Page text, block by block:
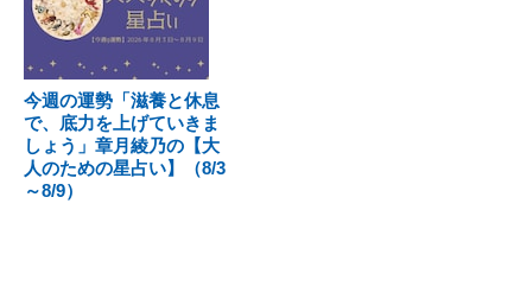
今週の運勢「滋養と休息
で、底力を上げていきま
しょう」章月綾乃の【大
人のための星占い】（8/3
～8/9）